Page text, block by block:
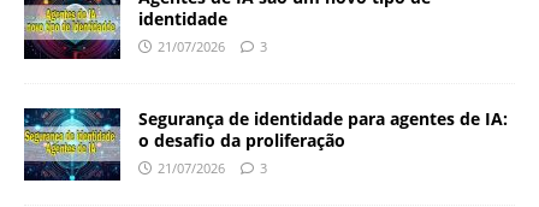
identidade
21/07/2026 3
Segurança de identidade para agentes de IA:
o desafio da proliferação
21/07/2026 3